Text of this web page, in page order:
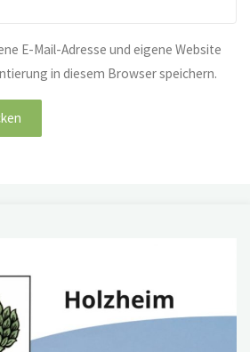
E-Mail-Adresse und eigene Website
in diesem Browser speichern.